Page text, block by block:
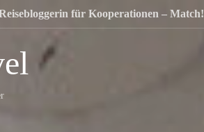
für Kooperationen – Match!